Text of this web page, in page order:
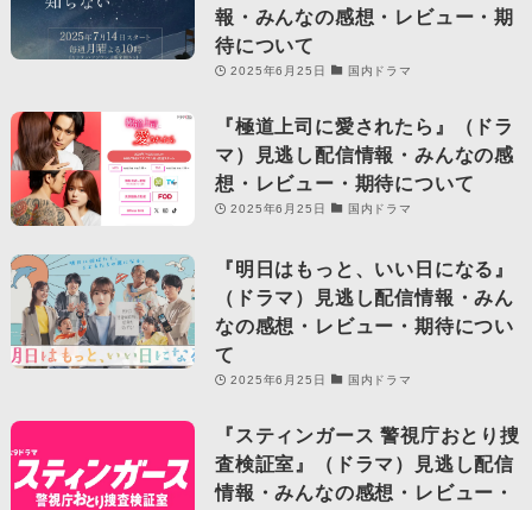
報・みんなの感想・レビュー・期
待について
2025年6月25日 国内ドラマ
『極道上司に愛されたら』（ドラ
マ）見逃し配信情報・みんなの感
想・レビュー・期待について
2025年6月25日 国内ドラマ
『明日はもっと、いい日になる』
（ドラマ）見逃し配信情報・みん
なの感想・レビュー・期待につい
て
2025年6月25日 国内ドラマ
『スティンガース 警視庁おとり捜
査検証室』（ドラマ）見逃し配信
情報・みんなの感想・レビュー・